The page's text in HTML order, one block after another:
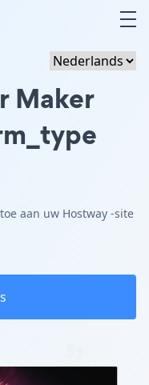
Maker
aan uw Hostway -site